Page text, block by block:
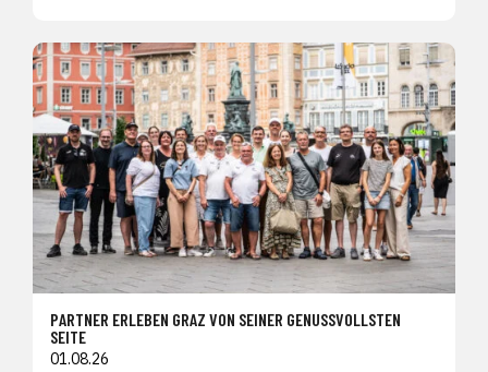
PARTNER ERLEBEN GRAZ VON SEINER GENUSSVOLLSTEN
SEITE
01.08.26